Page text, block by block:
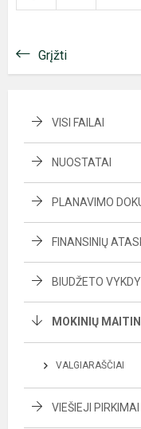
Grįžti
VISI FAILAI
NUOSTATAI
PLANAVIMO
FINANSINIŲ
BIUDŽETO
MOKINIŲ
VALGIARAŠČIAI
VIEŠIEJI PIRKIMAI